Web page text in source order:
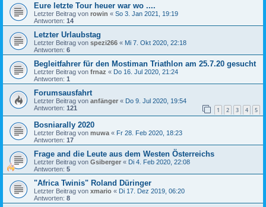
Eure letzte Tour heuer war wo ....
Letzter Beitrag von rowin « So 3. Jan 2021, 19:19
Antworten: 14
Letzter Urlaubstag
Letzter Beitrag von spezi266 « Mi 7. Okt 2020, 22:18
Antworten: 6
Begleitfahrer für den Mostiman Triathlon am 25.7.20 gesucht
Letzter Beitrag von frnaz « Do 16. Jul 2020, 21:24
Antworten: 1
Forumsausfahrt
Letzter Beitrag von anfänger « Do 9. Jul 2020, 19:54
Antworten: 121 1 2 3 4 5
Bosniarally 2020
Letzter Beitrag von muwa « Fr 28. Feb 2020, 18:23
Antworten: 17
Frage and die Leute aus dem Westen Österreichs
Letzter Beitrag von Gsiberger « Di 4. Feb 2020, 22:08
Antworten: 5
"Africa Twinis" Roland Düringer
Letzter Beitrag von xmario « Di 17. Dez 2019, 06:20
Antworten: 8